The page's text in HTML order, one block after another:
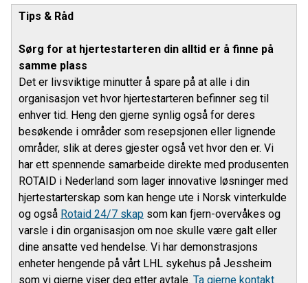
Tips & Råd
Sørg for at hjertestarteren din alltid er å finne på
samme plass
Det er livsviktige minutter å spare på at alle i din
organisasjon vet hvor hjertestarteren befinner seg til
enhver tid. Heng den gjerne synlig også for deres
besøkende i områder som resepsjonen eller lignende
områder, slik at deres gjester også vet hvor den er. Vi
har ett spennende samarbeide direkte med produsenten
ROTAID i Nederland som lager innovative løsninger med
hjertestarterskap som kan henge ute i Norsk vinterkulde
og også Rotaid 24/7 skap som kan fjern-overvåkes og
varsle i din organisasjon om noe skulle være galt eller
dine ansatte ved hendelse. Vi har demonstrasjons
enheter hengende på vårt LHL sykehus på Jessheim
som vi gjerne viser deg etter avtale. Ta gjerne kontakt